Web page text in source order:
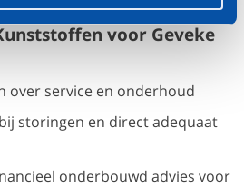
voor Geveke
over service en onderhoud
storingen en direct adequaat
onderbouwd advies voor